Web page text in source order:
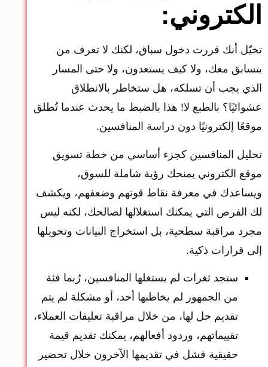
الكتروني:
تخيّل أنك قررت دخول سباق، لكنك لا تعرف من
يتسابق معك، ولا كيف يستعدون، ولا حتى المسار
الذي يجب أن تسلكه، هل ستخاطر بالانطلاق
عشوائيًا؟ بالطبع لا! هذا بالضبط ما يحدث عندما تُطلق
موقعًا إلكترونيًا دون دراسة المنافسين.
تحليل المنافسين كجزء أساسي من خطة تسويق
موقع الكتروني يمنحك رؤية شاملة للسوق،
ويساعدك في معرفة نقاط قوتهم وضعفهم، ويكشف
لك الفرص التي يمكنك استغلالها لصالحك، لكنه ليس
مجرد مراقبة سطحية، بل استخراج البيانات وتحويلها
إلى قرارات ذكية.
ستجد ثغرات لم يستغلها المنافسين، رُبما فئة
من الجمهور لم يخاطبها أحد، أو مشكلة لم يتم
تقديم حل لها، من خلال مراقبة تعليقات العملاء،
تقييماتهم، وردود أفعالهم، يمكنك تقديم قيمة
حقيقية فشل في تقديمها الآخرون خلال تحضير